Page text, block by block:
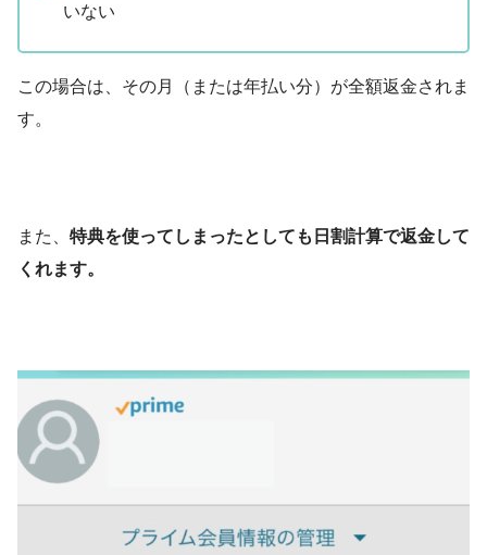
いない
この場合は、その月（または年払い分）が全額返金されま
す。
また、 特典を使ってしまったとしても日割計算で返金して
くれます。